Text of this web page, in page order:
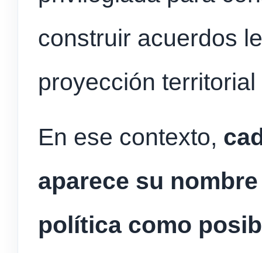
construir acuerdos
proyección
En ese contexto,
aparece su
política como